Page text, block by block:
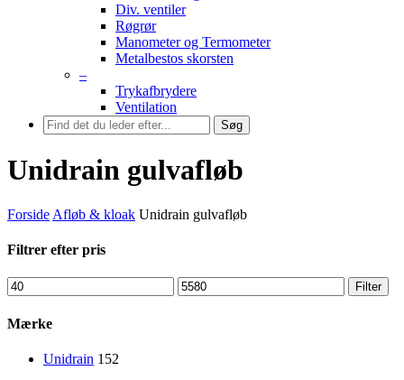
Div. ventiler
Røgrør
Manometer og Termometer
Metalbestos skorsten
–
Trykafbrydere
Ventilation
Søg
Unidrain gulvafløb
Forside Afløb & kloak Unidrain gulvafløb
Filtrer efter pris
Mindste
pris
Højeste
pris
Filter
Mærke
Unidrain 152